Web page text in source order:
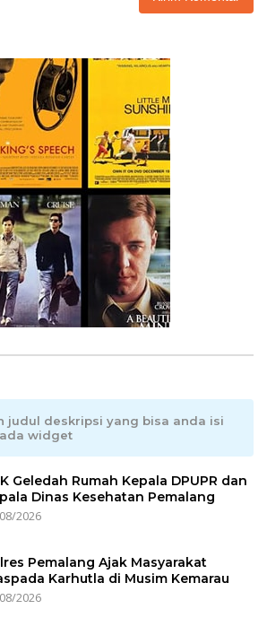
judul deskripsi yang bisa anda isi
widget
Geledah Rumah Kepala DPUPR dan
Dinas Kesehatan Pemalang
2026
Pemalang Ajak Masyarakat
Karhutla di Musim Kemarau
2026